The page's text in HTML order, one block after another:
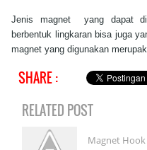
Jenis magnet yang dapat
berbentuk lingkaran bisa juga
magnet yang digunakan
SHARE :
RELATED POST
Magnet Hook